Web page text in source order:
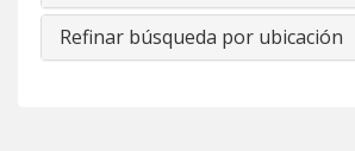
Refinar búsqueda por ubicación